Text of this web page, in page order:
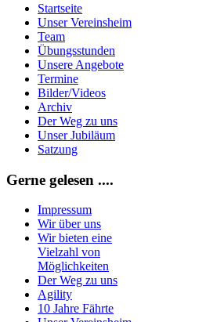
Startseite
Unser Vereinsheim
Team
Übungsstunden
Unsere Angebote
Termine
Bilder/Videos
Archiv
Der Weg zu uns
Unser Jubiläum
Satzung
Gerne gelesen ....
Impressum
Wir über uns
Wir bieten eine
Vielzahl von
Möglichkeiten
Der Weg zu uns
Agility
10 Jahre Fährte